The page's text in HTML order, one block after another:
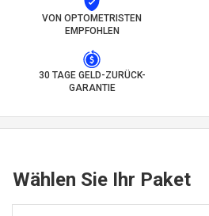
VON OPTOMETRISTEN
EMPFOHLEN
30 TAGE GELD-ZURÜCK-
GARANTIE
Wählen Sie Ihr Paket